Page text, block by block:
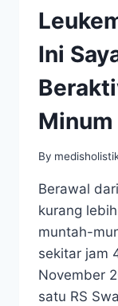
Ini
Minum
By
Berawal
kurang
muntah-
sekitar jam
November
satu RS